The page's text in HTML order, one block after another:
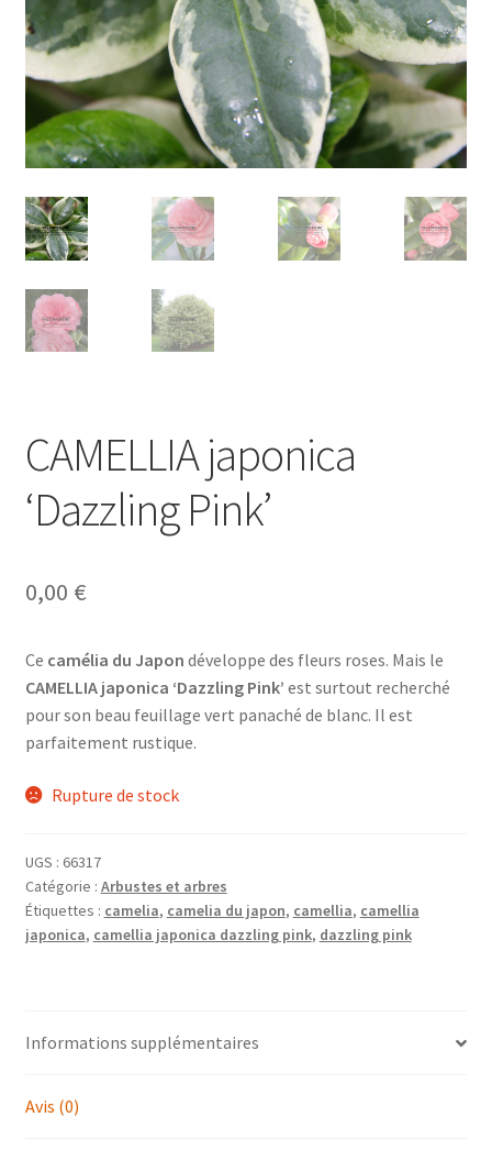
CAMELLIA japonica
‘Dazzling Pink’
0,00 €
Ce camélia du Japon développe des fleurs roses. Mais le
CAMELLIA japonica ‘Dazzling Pink’ est surtout recherché
pour son beau feuillage vert panaché de blanc. Il est
parfaitement rustique.
Rupture de stock
UGS : 66317
Catégorie : Arbustes et arbres
Étiquettes : camelia, camelia du japon, camellia, camellia
japonica, camellia japonica dazzling pink, dazzling pink
Informations supplémentaires
Avis (0)